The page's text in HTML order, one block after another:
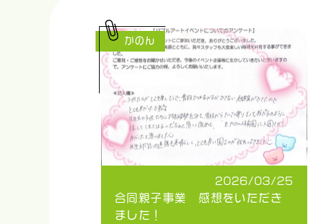
2026/03/25
合同親子事業 感想をいただき
ました！
かのん